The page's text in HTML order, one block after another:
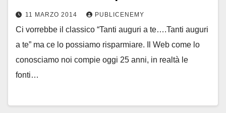
11 MARZO 2014 PUBLICENEMY
Ci vorrebbe il classico “Tanti auguri a te….Tanti auguri
a te” ma ce lo possiamo risparmiare. Il Web come lo
conosciamo noi compie oggi 25 anni, in realtà le
fonti…